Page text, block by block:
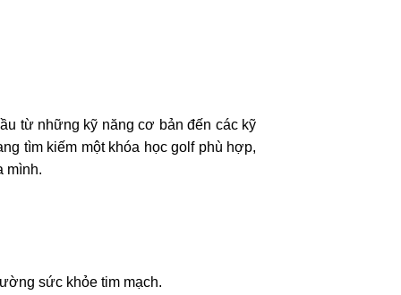
từ những kỹ năng cơ bản đến các kỹ
tìm kiếm một khóa học golf phù hợp,
mình.
sức khỏe tim mạch.